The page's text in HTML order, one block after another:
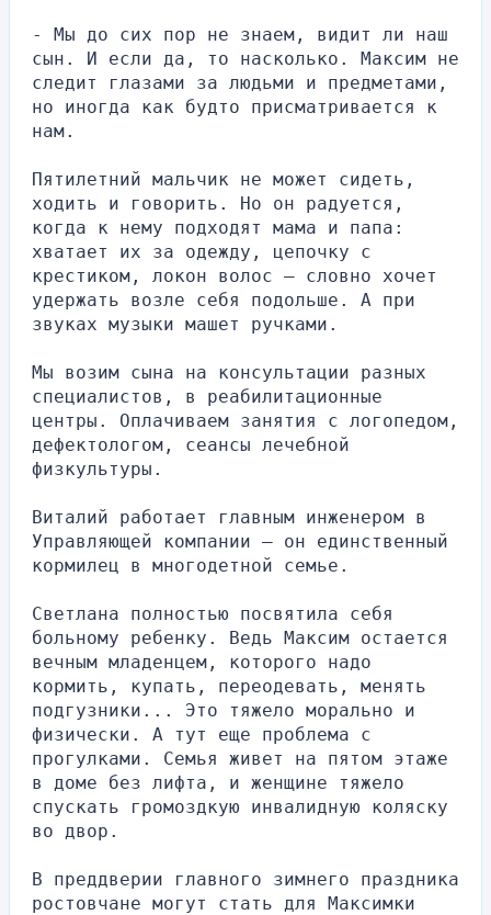
- Мы до сих пор не знаем, видит ли наш
сын. И если да, то насколько. Максим не
следит глазами за людьми и предметами,
но иногда как будто присматривается к
нам.
Пятилетний мальчик не может сидеть,
ходить и говорить. Но он радуется,
когда к нему подходят мама и папа:
хватает их за одежду, цепочку с
крестиком, локон волос — словно хочет
удержать возле себя подольше. А при
звуках музыки машет ручками.
Мы возим сына на консультации разных
специалистов, в реабилитационные
центры. Оплачиваем занятия с логопедом,
дефектологом, сеансы лечебной
физкультуры.
Виталий работает главным инженером в
Управляющей компании — он единственный
кормилец в многодетной семье.
Светлана полностью посвятила себя
больному ребенку. Ведь Максим остается
вечным младенцем, которого надо
кормить, купать, переодевать, менять
подгузники... Это тяжело морально и
физически. А тут еще проблема с
прогулками. Семья живет на пятом этаже
в доме без лифта, и женщине тяжело
спускать громоздкую инвалидную коляску
во двор.
В преддверии главного зимнего праздника
ростовчане могут стать для Максимки